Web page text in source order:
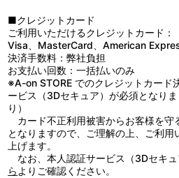
●高温多湿、直射日光を避け、お子様
してください。
■クレジットカード
ご利用いただけるクレジットカード：
Visa、MasterCard、American
決済手数料：弊社負担
お支払い回数：一括払いのみ
※A-on STORE でのクレジットカード
ービス（3Dセキュア）が必須となり
り）
カード不正利用被害からお客様を守
となりますので、ご理解の上、ご利用
上げます。
なお、本人認証サービス（3Dセキ
ら よりご確認ください。